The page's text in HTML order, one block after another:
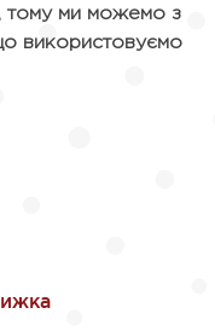
тому ми можемо з
використовуємо